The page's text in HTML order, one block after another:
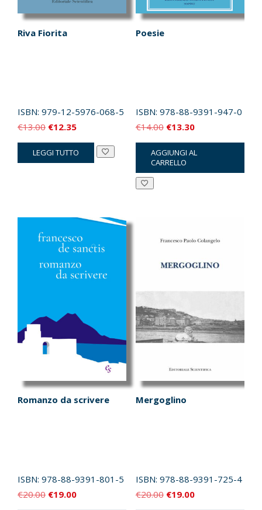
Riva Fiorita
ISBN: 979-12-5976-068-5
€13.00 Il
prezzo
originale
€12.35Il
prezzo
attuale
LEGGI TUTTO
Poesie
ISBN: 978-88-9391-947-0
€14.00 Il
prezzo
originale
era:
€13.30Il
prezzo
attuale
è:
AGGIUNGI AL
CARRELLO
Romanzo da scrivere
ISBN: 978-88-9391-801-5
€20.00 Il
€19.00Il
Mergoglino
ISBN: 978-88-9391-725-4
€20.00 Il
€19.00Il